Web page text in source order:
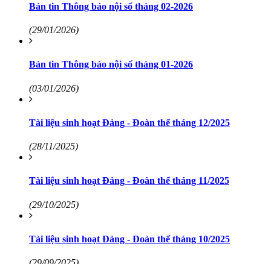
Bản tin Thông báo nội số tháng 02-2026
(29/01/2026)
Bản tin Thông báo nội số tháng 01-2026
(03/01/2026)
Tài liệu sinh hoạt Đảng - Đoàn thể tháng 12/2025
(28/11/2025)
Tài liệu sinh hoạt Đảng - Đoàn thể tháng 11/2025
(29/10/2025)
Tài liệu sinh hoạt Đảng - Đoàn thể tháng 10/2025